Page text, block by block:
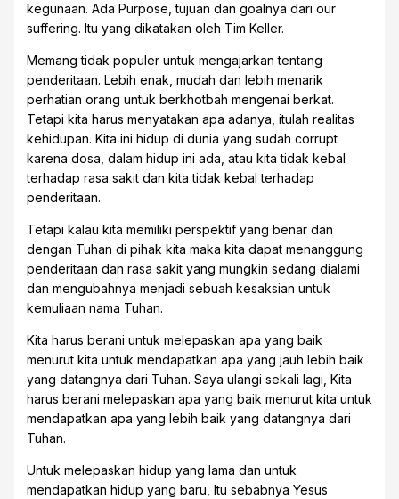
kegunaan. Ada Purpose, tujuan dan goalnya dari our
suffering. Itu yang dikatakan oleh Tim Keller.
Memang tidak populer untuk mengajarkan tentang
penderitaan. Lebih enak, mudah dan lebih menarik
perhatian orang untuk berkhotbah mengenai berkat.
Tetapi kita harus menyatakan apa adanya, itulah realitas
kehidupan. Kita ini hidup di dunia yang sudah corrupt
karena dosa, dalam hidup ini ada, atau kita tidak kebal
terhadap rasa sakit dan kita tidak kebal terhadap
penderitaan.
Tetapi kalau kita memiliki perspektif yang benar dan
dengan Tuhan di pihak kita maka kita dapat menanggung
penderitaan dan rasa sakit yang mungkin sedang dialami
dan mengubahnya menjadi sebuah kesaksian untuk
kemuliaan nama Tuhan.
Kita harus berani untuk melepaskan apa yang baik
menurut kita untuk mendapatkan apa yang jauh lebih baik
yang datangnya dari Tuhan. Saya ulangi sekali lagi, Kita
harus berani melepaskan apa yang baik menurut kita untuk
mendapatkan apa yang lebih baik yang datangnya dari
Tuhan.
Untuk melepaskan hidup yang lama dan untuk
mendapatkan hidup yang baru, Itu sebabnya Yesus